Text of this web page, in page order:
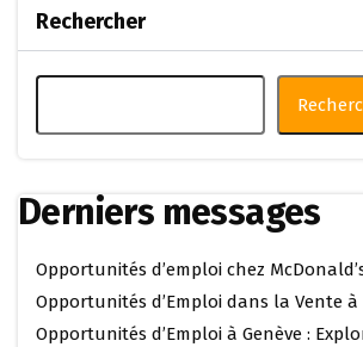
Rechercher
Derniers messages
Opportunités d’emploi chez
Opportunités d’Emploi dans la Vente
Opportunités d’Emploi à Genève :